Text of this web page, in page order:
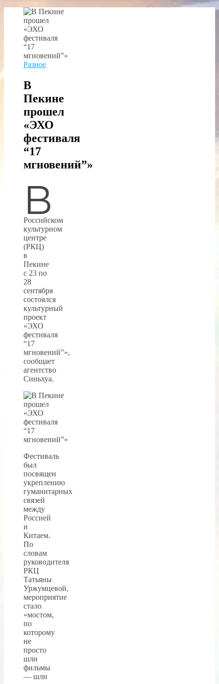
Разное
В
Пекине
прошел
«ЭХО
фестиваля
“17
мгновений”»
В
Российском
культурном
центре
(РКЦ)
в
Пекине
с 23 по
28
сентября
состоялся
культурный
проект
«ЭХО
фестиваля
“17
мгновений”»,
сообщает
агентство
Синьхуа.
Фестиваль
был
посвящен
укреплению
гуманитарных
связей
между
Россией
и
Китаем.
По
словам
руководителя
РКЦ
Татьяны
Уржумцевой,
мероприятие
стало
«мостом,
по
которому
не
просто
шли
фильмы
— шли